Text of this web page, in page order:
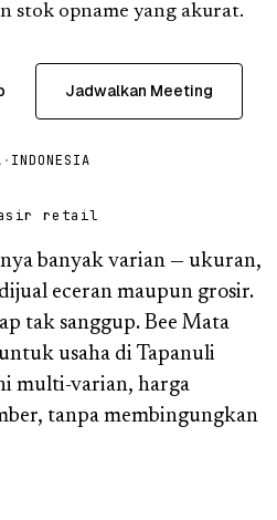
stok opname yang akurat.
Jadwalkan Meeting
· INDONESIA
retail
banyak varian — ukuran,
eceran maupun grosir.
tak sanggup. Bee Mata
usaha di Tapanuli
multi-varian, harga
tanpa membingungkan